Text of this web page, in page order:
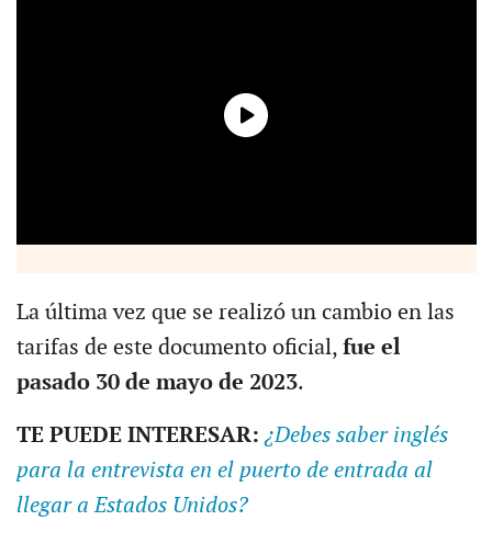
La última vez que se realizó un cambio en las
tarifas de este documento oficial, fue el
pasado 30 de mayo de 2023.
TE PUEDE INTERESAR:¿Debes saber inglés
para la entrevista en el puerto de entrada al
llegar a Estados Unidos?